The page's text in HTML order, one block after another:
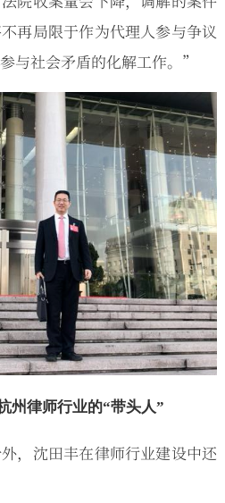
再局限于作为代理人参与争议
与社会矛盾的化解工作。”
州律师行业的“带头人”
，沈田丰在律师行业建设中还